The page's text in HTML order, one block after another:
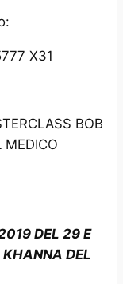
X31
BOB
MEDICO
DEL 29 E
KHANNA DEL